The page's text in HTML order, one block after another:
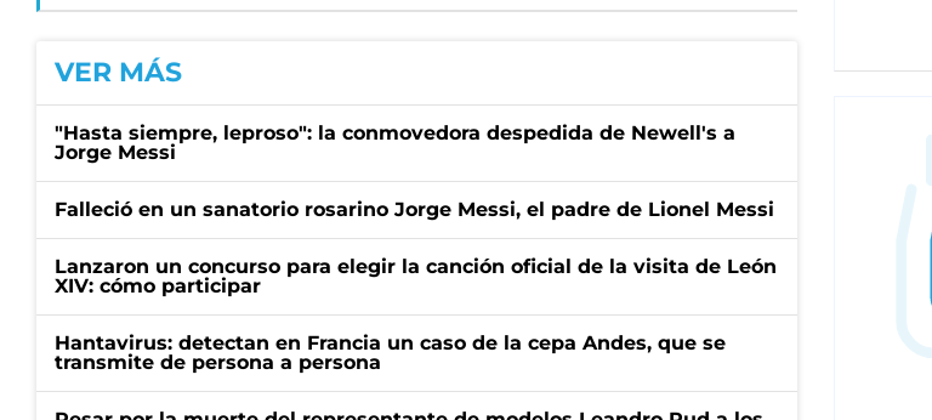
VER MÁS
"Hasta siempre, leproso": la conmovedora despedida de Newell's a
Jorge Messi
Falleció en un sanatorio rosarino Jorge Messi, el padre de Lionel Messi
Lanzaron un concurso para elegir la canción oficial de la visita de León
XIV: cómo participar
Hantavirus: detectan en Francia un caso de la cepa Andes, que se
transmite de persona a persona